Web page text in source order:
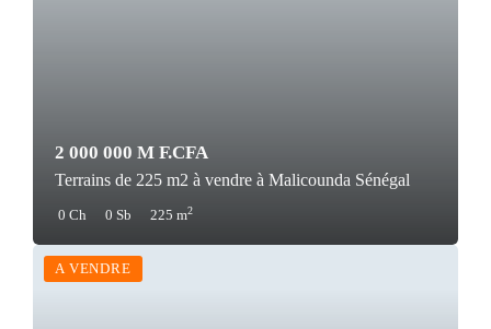
2 000 000 M F.CFA
Terrains de 225 m2 à vendre à Malicounda Sénégal
0 Ch 0 Sb 225 m2
A VENDRE